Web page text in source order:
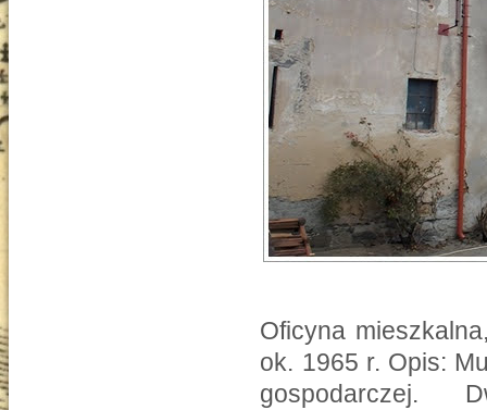
Oficyna
ok. 1965 r. Opis:
gospodarczej.